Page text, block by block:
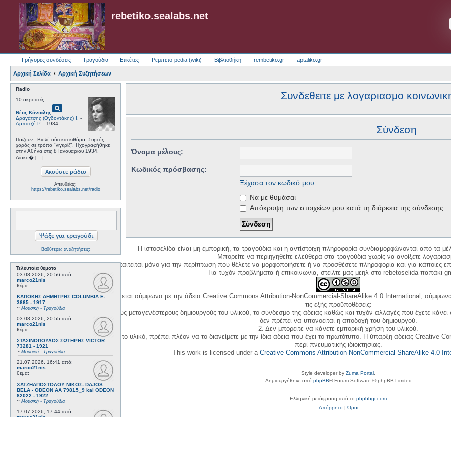
rebetiko.sealabs.net
Γρήγορες συνδέσεις Τραγούδια Ετικέτες Ρεμπετο-pedia (wiki) Βιβλιοθήκη rembetiko.gr aptaliko.gr
Αρχική Σελίδα Αρχική Συζητήσεων
Radio
10 ακροατές
Νέος Κόνιαληςpageview
Δραγάτσης (Ογδοντάκης) Ι.
-
Αμπατζή Ρ. - 1934
Παίζουν : Βιολί, ούτι και κιθάρα. Συρτός
χορός σε τρόπο "νιγκρίζ". Ηχογραφήθηκε
στην Αθήνα στις 8 Ιανουαρίου 1934.
Δίσκο� [...]
Απευθείας:
https://rebetiko.sealabs.net/radio
Βαθύτερες αναζητήσεις;
Τελευταία θέματα
03.08.2026, 20:56 από:
marco21nis
θέμα:
ΚΑΠΟΚΗΣ ΔΗΜΗΤΡΗΣ COLUMBIA E-
3665 - 1917
~ Μουσική - Τραγούδια
03.08.2026, 20:55 από:
marco21nis
θέμα:
ΣΤΑΣΙΝΟΠΟΥΛΟΣ ΣΩΤΗΡΗΣ VICTOR
73281 - 1921
~ Μουσική - Τραγούδια
21.07.2026, 16:41 από:
marco21nis
θέμα:
ΧΑΤΖΗΑΠΟΣΤΟΛΟΥ ΝΙΚΟΣ- DAJOS
BELA - ODEON AA 79815_9 kai ODEON
82022 - 1922
~ Μουσική - Τραγούδια
17.07.2026, 17:44 από:
marco21nis
Συνδεθειτε με λογαριασμο
Σύνδεση
Όνομα μέλους:
Κωδικός πρόσβασης:
Ξέχασα τον κωδικό μου
Να με θυμάσαι
Απόκρυψη των στοιχείων μου κατά τη διάρκεια της σύνδεσης
Η ιστοσελίδα είναι μη εμπορική, τα τραγούδια και η αντίστοιχη πληροφορία συνδιαμορφώνονται από τα
Μπορείτε να περιηγηθείτε ελεύθερα στα τραγούδια χωρίς να ανοίξετε
Η δημιουργία λογαριασμού απαιτείται μόνο για την περίπτωση που θέλετε να μορφοποιήσετε ή να προσθέσετε πληροφορία και για κάποιες
Για τυχόν προβλήματα ή επικοινωνία, στείλτε μας μεηλ στο rebetoselida παπάκι
Η χρήση του υλικού της σελίδας γίνεται σύμφωνα με την άδεια Creative Commons Attribution-NonCommercial-ShareAlike 4.0 International, σύμφωνα
τις εξής προϋποθέσεις:
1. Να αναφέρετε τον αρχικό και τους μεταγενέστερους δημιουργούς του υλικού, το σύνδεσμο της άδειας καθώς και τυχόν αλλαγές που έχετε
δεν πρέπει να υπονοείται η αποδοχή του δημιουργού.
2. Δεν μπορείτε να κάνετε εμπορική χρήση του υλικού.
3. Αν διασκευάσετε με κάθε τρόπο το υλικό, πρέπει πλέον να το διανείμετε με την ίδια άδεια που έχει το πρωτότυπο. Η ύπαρξη άδειας Creative
περί πνευματικής ιδιοκτησίας.
This work is licensed under a Creative Commons Attribution-NonCommercial-ShareAlike 4.0
Style developer by Zuma Portal
Δημιουργήθηκε από phpBB® Forum Software © phpBB Limited
Ελληνική μετάφραση από το phpbbgr.com
Απόρρητο|Όροι